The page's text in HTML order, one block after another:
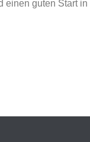
einen guten Start in